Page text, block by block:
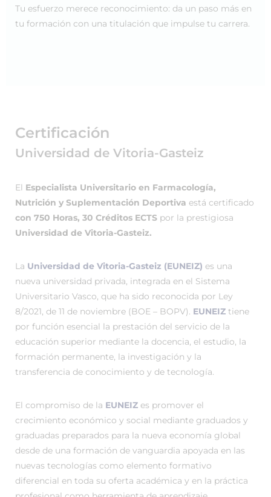
Tu esfuerzo merece reconocimiento: da un paso más en
tu formación con una titulación que impulse tu carrera.
Certificación
Universidad de Vitoria-Gasteiz
El Especialista Universitario en Farmacología,
Nutrición y Suplementación Deportiva está certificado
con 750 Horas, 30 Créditos ECTS por la prestigiosa
Universidad de Vitoria-Gasteiz.
La Universidad de Vitoria-Gasteiz (EUNEIZ) es una
nueva universidad privada, integrada en el Sistema
Universitario Vasco, que ha sido reconocida por Ley
8/2021, de 11 de noviembre (BOE – BOPV). EUNEIZ tiene
por función esencial la prestación del servicio de la
educación superior mediante la docencia, el estudio, la
formación permanente, la investigación y la
transferencia de conocimiento y de tecnología.
El compromiso de la EUNEIZ es promover el
crecimiento económico y social mediante graduados y
graduadas preparados para la nueva economía global
desde de una formación de vanguardia apoyada en las
nuevas tecnologías como elemento formativo
diferencial en toda su oferta académica y en la práctica